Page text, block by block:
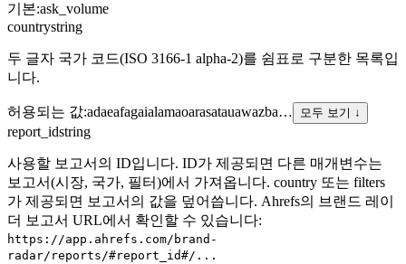
기본:ask_volume
countrystring
두 글자 국가 코드(ISO 3166-1 alpha-2)를 쉼표로 구분한 목록입
니다.
허용되는 값:adaeafagaialamaoarasatauawazba… 모두 보기 ↓
report_idstring
사용할 보고서의 ID입니다. ID가 제공되면 다른 매개변수는
보고서(시장, 국가, 필터)에서 가져옵니다. country 또는 filters
가 제공되면 보고서의 값을 덮어씁니다. Ahrefs의 브랜드 레이
더 보고서 URL에서 확인할 수 있습니다:
https://app.ahrefs.com/brand-
radar/reports/#report_id#/...